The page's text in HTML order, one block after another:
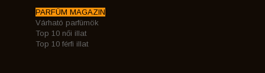
PARFÜM MAGAZIN
Várható parfümök
Top 10 női illat
Top 10 férfi illat